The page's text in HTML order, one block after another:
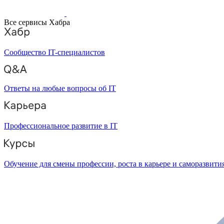
Все сервисы Хабра
Сообщество IT-специалистов
Ответы на любые вопросы об IT
Профессиональное развитие в IT
Обучение для смены профессии, роста в карьере и